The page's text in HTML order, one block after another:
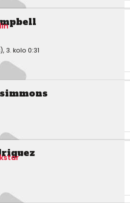
3. kolo 0:31